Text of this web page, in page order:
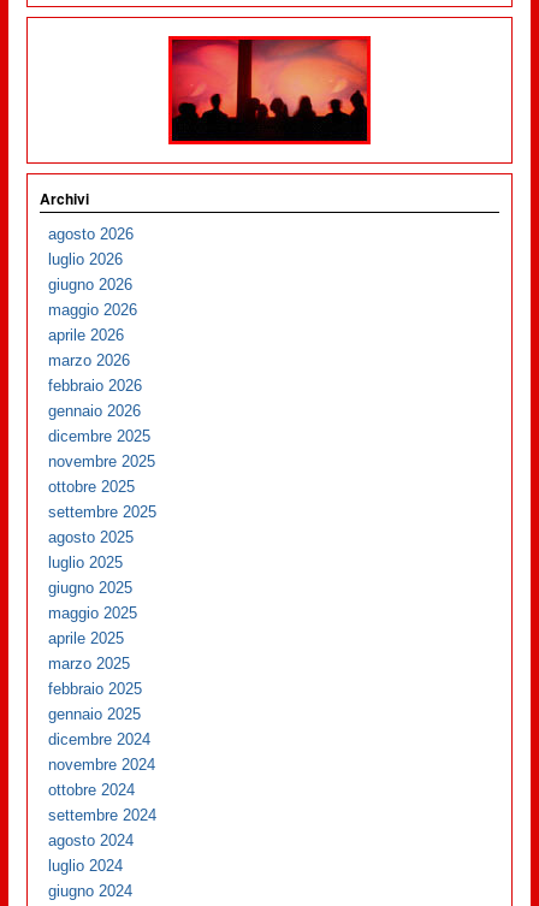
Archivi
agosto 2026
luglio 2026
giugno 2026
maggio 2026
aprile 2026
marzo 2026
febbraio 2026
gennaio 2026
dicembre 2025
novembre 2025
ottobre 2025
settembre 2025
agosto 2025
luglio 2025
giugno 2025
maggio 2025
aprile 2025
marzo 2025
febbraio 2025
gennaio 2025
dicembre 2024
novembre 2024
ottobre 2024
settembre 2024
agosto 2024
luglio 2024
giugno 2024